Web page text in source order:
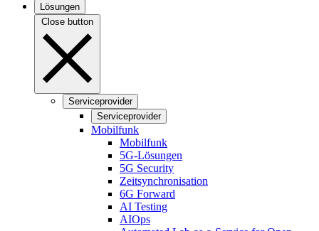
Lösungen
Close button
Serviceprovider
Serviceprovider
Mobilfunk
Mobilfunk
5G-Lösungen
5G Security
Zeitsynchronisation
6G Forward
AI Testing
AIOps